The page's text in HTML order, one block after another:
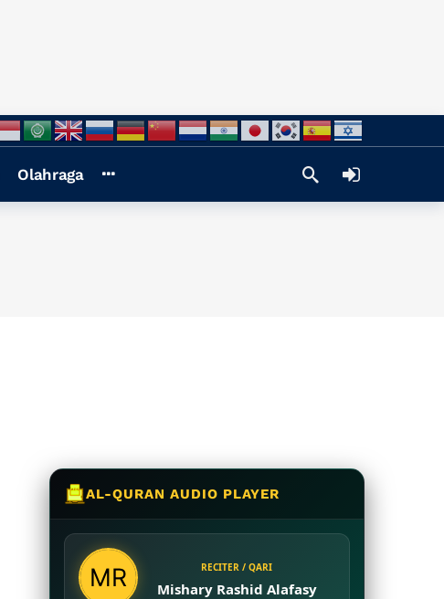
Olahraga
AL-QURAN AUDIO PLAYER
RECITER / QARI
Mishary Rashid Alafasy